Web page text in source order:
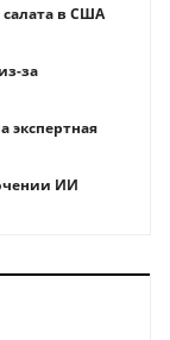
в США
за
экспертная
ИИ